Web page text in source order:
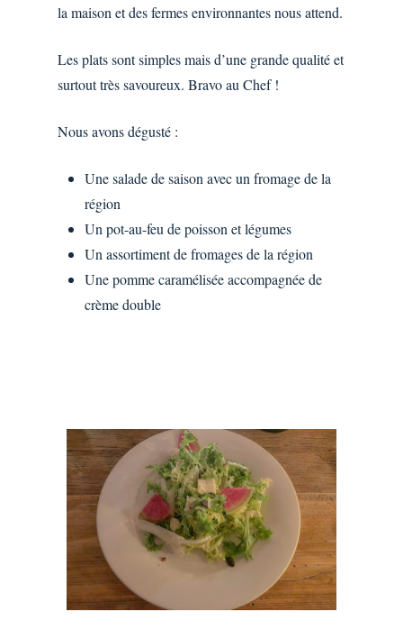
la maison et des fermes environnantes nous attend.
Les plats sont simples mais d’une grande qualité et
surtout très savoureux. Bravo au Chef !
Nous avons dégusté :
Une salade de saison avec un fromage de la
région
Un pot-au-feu de poisson et légumes
Un assortiment de fromages de la région
Une pomme caramélisée accompagnée de
crème double